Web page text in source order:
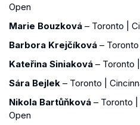
Open
Marie Bouzková – Toronto |
Barbora Krejčíková –
Kateřina Siniaková – Toronto
Sára Bejlek – Toronto |
Nikola Bartůňková – Toronto
Open